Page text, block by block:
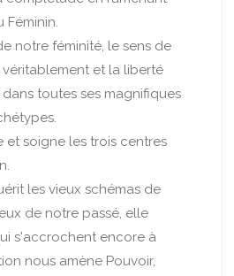
Féminin.
notre féminité, le sens de
véritablement et la liberté
toutes ses magnifiques
et soigne les trois centres
les vieux schémas de
de notre passé, elle
s'accrochent encore à
nous amène Pouvoir,